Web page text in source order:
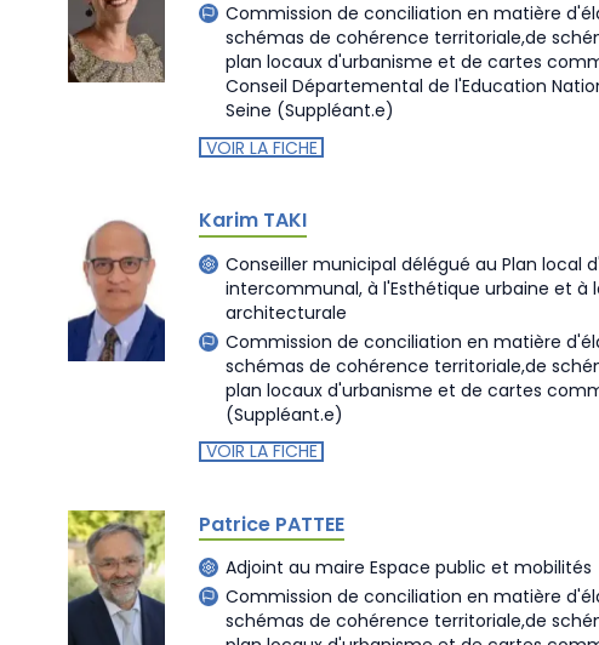
Commission de conciliation en matière
schémas de cohérence territoriale,de
plan locaux d'urbanisme et de cartes
Conseil Départemental de l'Education
Seine (Suppléant.e)
VOIR LA FICHE
Karim TAKI
Conseiller municipal délégué au Plan local
intercommunal, à l'Esthétique urbaine et à
architecturale
Commission de conciliation en matière
schémas de cohérence territoriale,de
plan locaux d'urbanisme et de cartes
(Suppléant.e)
VOIR LA FICHE
Patrice PATTEE
Adjoint au maire Espace public et mobilités
Commission de conciliation en matière
schémas de cohérence territoriale,de